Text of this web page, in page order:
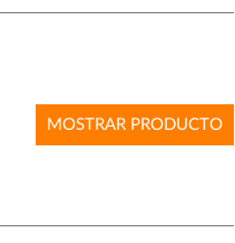
MOSTRAR PRODUCTO